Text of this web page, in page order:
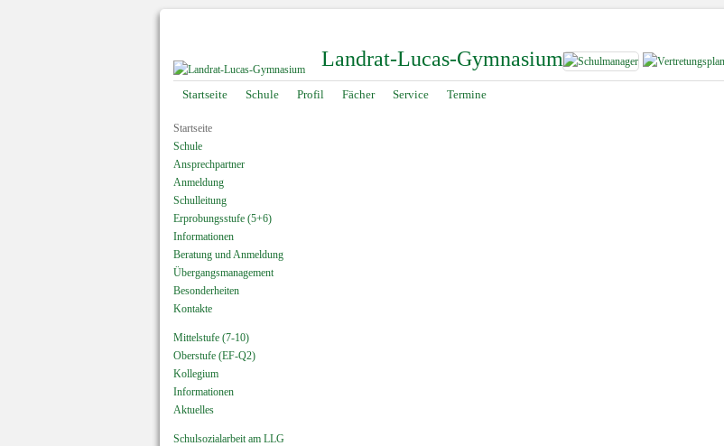
Landrat-Lucas-Gymnasium
Navigation
Startseite Schule Profil Fächer Service Termine
Startseite
Schule
Ansprechpartner
Anmeldung
Schulleitung
Erprobungsstufe (5+6)
Informationen
Beratung und Anmeldung
Übergangsmanagement
Besonderheiten
Kontakte
Mittelstufe (7-10)
Oberstufe (EF-Q2)
Kollegium
Informationen
Aktuelles
Schulsozialarbeit am LLG